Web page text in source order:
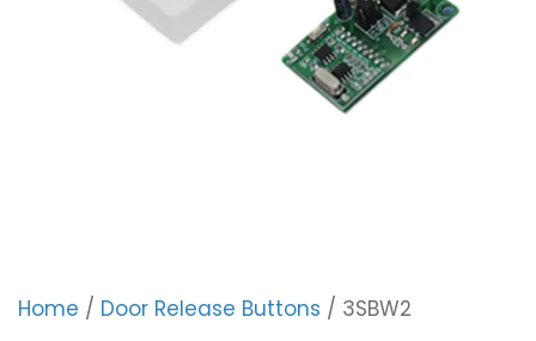
Home / Door Release Buttons / 3SBW2